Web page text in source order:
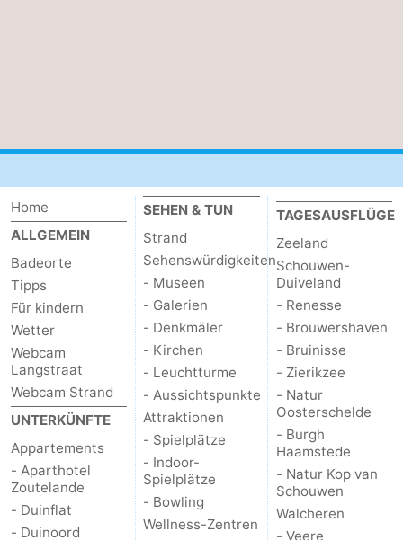
Home
ALLGEMEIN
Badeorte
Tipps
Für kindern
Wetter
Webcam
Langstraat
Webcam Strand
UNTERKÜNFTE
Appartements
- Aparthotel
Zoutelande
- Duinflat
- Duinoord
SEHEN & TUN
Strand
Sehenswürdigkeiten
- Museen
- Galerien
- Denkmäler
- Kirchen
- Leuchtturme
- Aussichtspunkte
Attraktionen
- Spielplätze
- Indoor-
Spielplätze
- Bowling
Wellness-Zentren
TAGESAUSFLÜGE
Zeeland
Schouwen-
Duiveland
- Renesse
- Brouwershaven
- Bruinisse
- Zierikzee
- Natur
Oosterschelde
- Burgh
Haamstede
- Natur Kop van
Schouwen
Walcheren
- Veere